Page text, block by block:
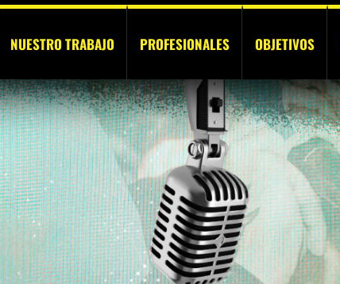
NUESTRO TRABAJO PROFESIONALES OBJETIVOS